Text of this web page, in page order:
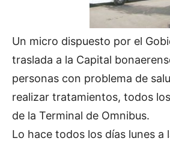
Un micro dispuesto por el
traslada a la Capital
personas con problema de
realizar tratamientos, todos
de la Terminal de Omnibus.
Lo hace todos los días lunes a